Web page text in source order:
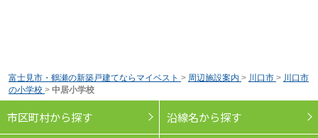
富士見市・鶴瀬の新築戸建てならマイベスト > 周辺施設案内 > 川口市 > 川口市
の小学校 > 中居小学校
市区町村から探す 沿線名から探す